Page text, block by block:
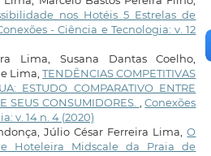
nos Hotéis 5 Estrelas de
- Ciência e Tecnologia: v. 12
Lima, Susana Dantas Coelho,
Lima,TENDÊNCIAS COMPETITIVAS
ESTUDO COMPARATIVO ENTRE
SEUS CONSUMIDORES.
,Conexões
v. 14 n. 4 (2020)
Júlio César Ferreira Lima,O
Hoteleira Midscale da Praia de